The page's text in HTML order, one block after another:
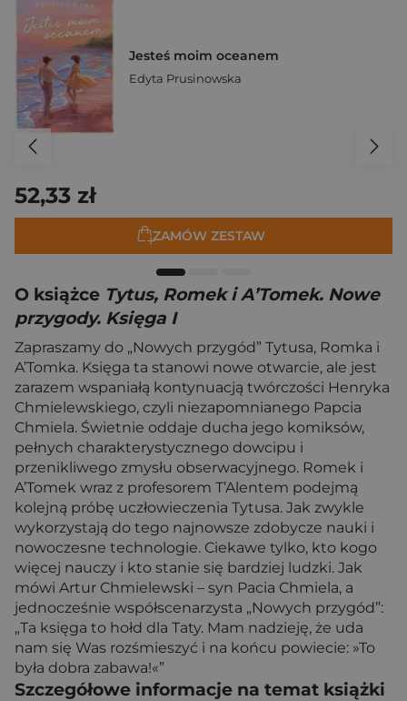
Jesteś moim oceanem
Edyta Prusinowska
52,33 zł
ZAMÓW ZESTAW
O książce Tytus, Romek i A’Tomek. Nowe
przygody. Księga I
Zapraszamy do „Nowych przygód” Tytusa, Romka i
A’Tomka. Księga ta stanowi nowe otwarcie, ale jest
zarazem wspaniałą kontynuacją twórczości Henryka
Chmielewskiego, czyli niezapomnianego Papcia
Chmiela. Świetnie oddaje ducha jego komiksów,
pełnych charakterystycznego dowcipu i
przenikliwego zmysłu obserwacyjnego. Romek i
A’Tomek wraz z profesorem T’Alentem podejmą
kolejną próbę uczłowieczenia Tytusa. Jak zwykle
wykorzystają do tego najnowsze zdobycze nauki i
nowoczesne technologie. Ciekawe tylko, kto kogo
więcej nauczy i kto stanie się bardziej ludzki. Jak
mówi Artur Chmielewski – syn Pacia Chmiela, a
jednocześnie współscenarzysta „Nowych przygód”:
„Ta księga to hołd dla Taty. Mam nadzieję, że uda
nam się Was rozśmieszyć i na końcu powiecie: »To
była dobra zabawa!«”
Szczegółowe informacje na temat książki